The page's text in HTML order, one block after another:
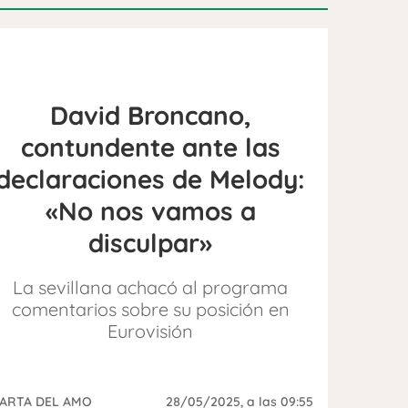
David Broncano,
contundente ante las
de Melody:
«No nos vamos a
disculpar»
La sevillana achacó al programa
comentarios sobre su posición en
Eurovisión
DEL AMO 28/05/2025, a las 09:55